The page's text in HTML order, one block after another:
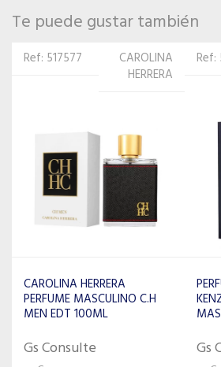
Te puede gustar también
Ref: 522700
AL
WATANIAH
PERFUME AL WATANIAH
KENZ AL MALIK EDP
MASCULINO 100ML
Gs Consulte Gs